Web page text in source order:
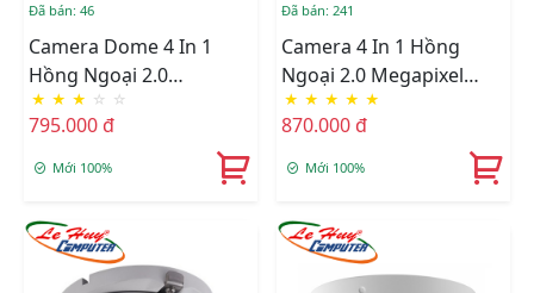
Đã bán: 46
Camera Dome 4 In 1
Hồng Ngoại 2.0
Megapixel HIKVISION
DS-2CE78D3T-IT3F
★ ★ ★ ☆ ☆
795.000 đ
Mới 100%
Đã bán: 241
Camera 4 In 1 Hồng
Ngoại 2.0 Megapixel
HIKVISION DS-
2CE16D3T-IT3F
★ ★ ★ ★ ★
870.000 đ
Mới 100%